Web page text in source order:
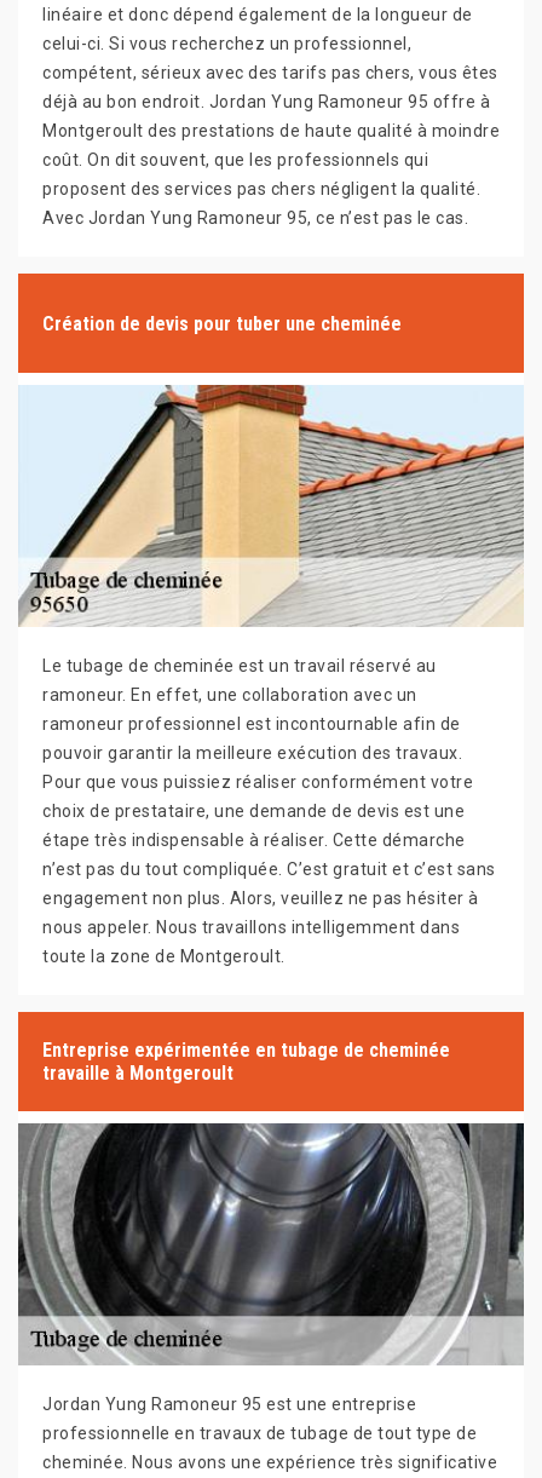
linéaire et donc dépend également de la longueur de
celui-ci. Si vous recherchez un professionnel,
compétent, sérieux avec des tarifs pas chers, vous êtes
déjà au bon endroit. Jordan Yung Ramoneur 95 offre à
Montgeroult des prestations de haute qualité à moindre
coût. On dit souvent, que les professionnels qui
proposent des services pas chers négligent la qualité.
Avec Jordan Yung Ramoneur 95, ce n’est pas le cas.
Création de devis pour tuber une cheminée
Le tubage de cheminée est un travail réservé au
ramoneur. En effet, une collaboration avec un
ramoneur professionnel est incontournable afin de
pouvoir garantir la meilleure exécution des travaux.
Pour que vous puissiez réaliser conformément votre
choix de prestataire, une demande de devis est une
étape très indispensable à réaliser. Cette démarche
n’est pas du tout compliquée. C’est gratuit et c’est sans
engagement non plus. Alors, veuillez ne pas hésiter à
nous appeler. Nous travaillons intelligemment dans
toute la zone de Montgeroult.
Entreprise expérimentée en tubage de cheminée
travaille à Montgeroult
Jordan Yung Ramoneur 95 est une entreprise
professionnelle en travaux de tubage de tout type de
cheminée. Nous avons une expérience très significative